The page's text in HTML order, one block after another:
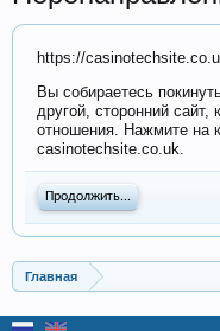
https://
Вы собираетесь
другой, сторонний
отношения. Нажмите на
casinotechsite.co.uk.
Продолжить...
Главная